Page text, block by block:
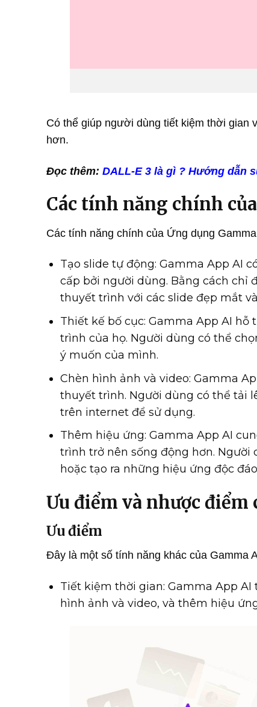
Có thể giúp người dùng tiết kiệm thời gian
hơn.
Đọc thêm: DALL-E 3 là gì ? Hướng dẫn
Các tính năng chính
Các tính năng chính của Ứng dụng
Tạo slide tự động: Gamma App AI
cấp bởi người dùng. Bằng cách chỉ
thuyết trình với các slide đẹp mắt
Thiết kế bố cục: Gamma App AI
trình của họ. Người dùng có thể
ý muốn của mình.
Chèn hình ảnh và video: Gamma
thuyết trình. Người dùng có thể tải
trên internet để sử dụng.
Thêm hiệu ứng: Gamma App AI
trình trở nên sống động hơn.
hoặc tạo ra những hiệu ứng độc
Ưu điểm và nhược điểm
Ưu điểm
Đây là một số tính năng khác của Gamma
Tiết kiệm thời gian: Gamma App
hình ảnh và video, và thêm hiệu